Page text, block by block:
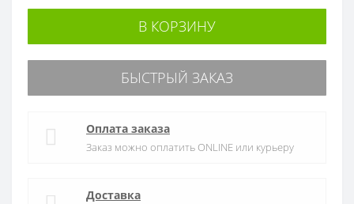
В КОРЗИНУ
БЫСТРЫЙ ЗАКАЗ
Оплата заказа
Заказ можно оплатить ONLINE или курьеру
Доставка